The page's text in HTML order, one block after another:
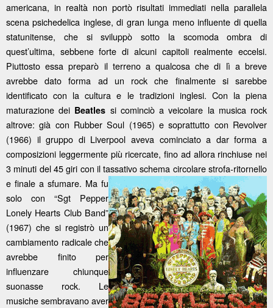
americana, in realtà non portò risultati immediati nella parallela
scena psichedelica inglese, di gran lunga meno influente di quella
statunitense, che si sviluppò sotto la scomoda ombra di
quest’ultima, sebbene forte di alcuni capitoli realmente eccelsi.
Piuttosto essa preparò il terreno a qualcosa che di lì a breve
avrebbe dato forma ad un rock che finalmente si sarebbe
identificato con la cultura e le tradizioni inglesi. Con la piena
maturazione dei Beatles si cominciò a veicolare la musica rock
altrove: già con Rubber Soul (1965) e soprattutto con Revolver
(1966) il gruppo di Liverpool aveva cominciato a dar forma a
composizioni leggermente più ricercate, fino ad allora rinchiuse nei
3 minuti del 45 giri con il tassativo schema circolare strofa-ritornello
e finale a sfumare. Ma fu
solo con “Sgt Pepper
Lonely Hearts Club Band”
(1967) che si registrò un
cambiamento radicale che
avrebbe finito per
influenzare chiunque
suonasse rock. Le
musiche sembravano aver